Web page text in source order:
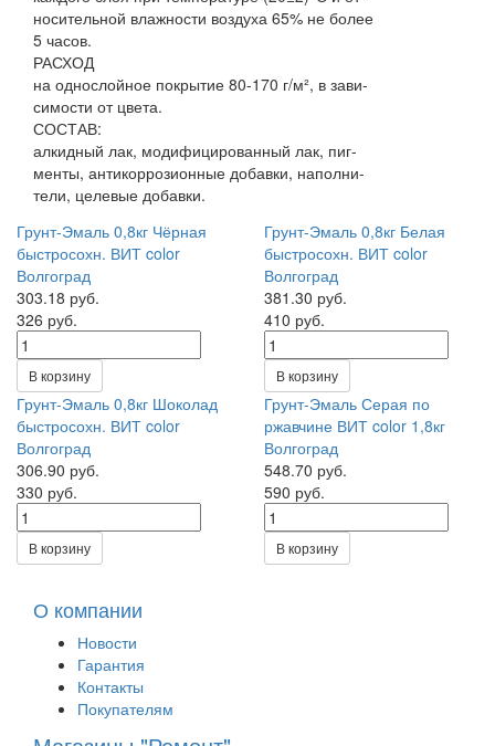
носительной влажности воздуха 65% не более
5 часов.
РАСХОД
на однослойное покрытие 80-170 г/м², в зави-
симости от цвета.
СОСТАВ:
алкидный лак, модифицированный лак, пиг-
менты, антикоррозионные добавки, наполни-
тели, целевые добавки.
Грунт-Эмаль 0,8кг Чёрная
быстросохн. ВИТ color
Волгоград
303.18 руб.
326 руб.
В корзину
Грунт-Эмаль 0,8кг Белая
быстросохн. ВИТ color
Волгоград
381.30 руб.
410 руб.
В корзину
Грунт-Эмаль 0,8кг Шоколад
быстросохн. ВИТ color
Волгоград
306.90 руб.
330 руб.
В корзину
Грунт-Эмаль Серая по
ржавчине ВИТ color 1,8кг
Волгоград
548.70 руб.
590 руб.
В корзину
О компании
Новости
Гарантия
Контакты
Покупателям